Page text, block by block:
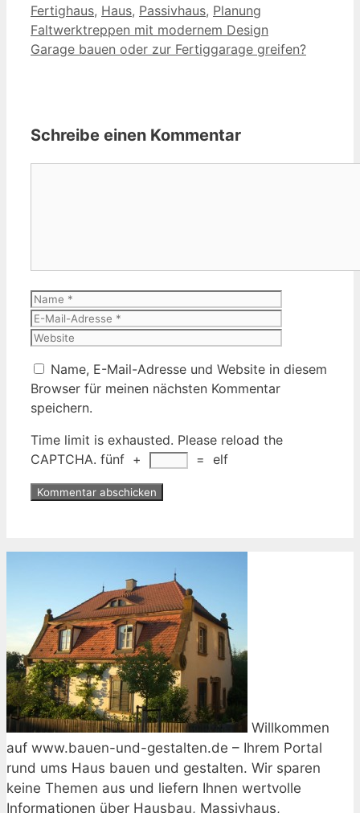
Fertighaus, Haus, Passivhaus, Planung
Faltwerktreppen mit modernem Design
Garage bauen oder zur Fertiggarage greifen?
Schreibe einen Kommentar
Name
Name, E-Mail-Adresse und Website in diesem
Browser für meinen nächsten Kommentar
speichern.
Time limit is exhausted. Please reload the
CAPTCHA. fünf + = elf
Willkommen
auf www.bauen-und-gestalten.de – Ihrem Portal
rund ums Haus bauen und gestalten. Wir sparen
keine Themen aus und liefern Ihnen wertvolle
Informationen über Hausbau, Massivhaus,